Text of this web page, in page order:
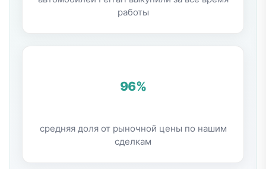
работы
96%
средняя доля от рыночной цены по нашим
сделкам